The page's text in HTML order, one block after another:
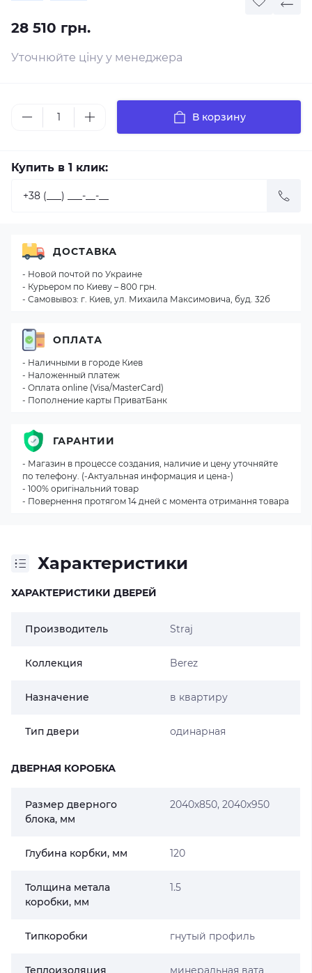
28 510 грн.
Уточнюйте ціну у менеджера
В корзину
Купить в 1 клик:
Характеристики
ХАРАКТЕРИСТИКИ ДВЕРЕЙ
Производитель Straj
Коллекция Berez
Назначение в квартиру
Тип двери одинарная
ДВЕРНАЯ КОРОБКА
Размер дверного
блока, мм
2040х850, 2040х950
Глубина корбки, мм 120
Толщина метала
коробки, мм
1.5
Типкоробки гнутый профиль
Теплоизоляция минеральная вата
ДОСТАВКА
- Новой почтой по Украине
- Курьером по Киеву – 800 грн.
- Самовывоз: г. Киев, ул. Михаила Максимовича, буд. 32б
ОПЛАТА
- Наличными в городе Киев
- Наложенный платеж
- Оплата online (Visa/MasterCard)
- Пополнение карты ПриватБанк
ГАРАНТИИ
- Магазин в процессе создания, наличие и цену уточняйте
по телефону. (-Актуальная информация и цена-)
- 100% оригінальний товар
- Повернення протягом 14 дней с момента отримання товара